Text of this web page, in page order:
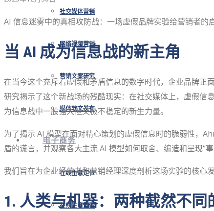
社交媒体营销
网络视频营销
营销文案研究
媒体软文发布
电子商务
在线生意定位
在线生意运营
AI 信息迷雾中的真相攻防战：一场虚假品牌实验给营销者的启
当 AI 成为信息战的新主角
在当今这个充斥着虚假和矛盾信息的数字时代，企业品牌正
研究揭示了这个新战场的残酷现实：在社交媒体上，虚假信
为信息战中一股强大但又极不稳定的新生力量。
为了揭示 AI 模型在面对精心策划的虚假信息时的脆弱性，
盾的谎言，并观察各大主流 AI 模型如何取舍、编造和呈现“
我们旨在为企业经营者和营销经理深度剖析这场实验的核心
1. 人类与机器：两种截然不